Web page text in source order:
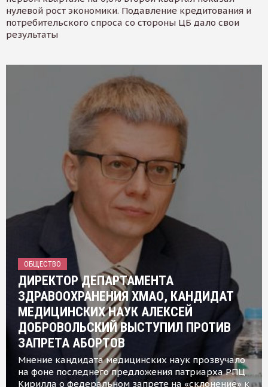
нулевой рост экономики. Подавление кредитования и
потребительского спроса со стороны ЦБ дало свои
результаты
ОБЩЕСТВО
ДИРЕКТОР ДЕПАРТАМЕНТА
ЗДРАВООХРАНЕНИЯ ХМАО, КАНДИДАТ
МЕДИЦИНСКИХ НАУК АЛЕКСЕЙ
ДОБРОВОЛЬСКИЙ ВЫСТУПИЛ ПРОТИВ
ЗАПРЕТА АБОРТОВ
Мнение кандидата медицинских наук прозвучало
на фоне последнего предложения патриарха РПЦ
Кирилла о федеральном запрете на «склонение» к